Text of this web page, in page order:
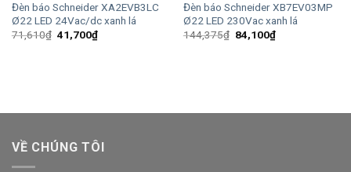
Đèn báo Schneider XA2EVB3LC
Ø22 LED 24Vac/dc xanh lá
71,610₫ Giá
gốc
41,700₫Giá
hiện
Đèn báo Schneider XB7EV03MP
Ø22 LED 230Vac xanh lá
144,375₫ Giá
gốc
84,100₫Giá
hiện
VỀ CHÚNG TÔI